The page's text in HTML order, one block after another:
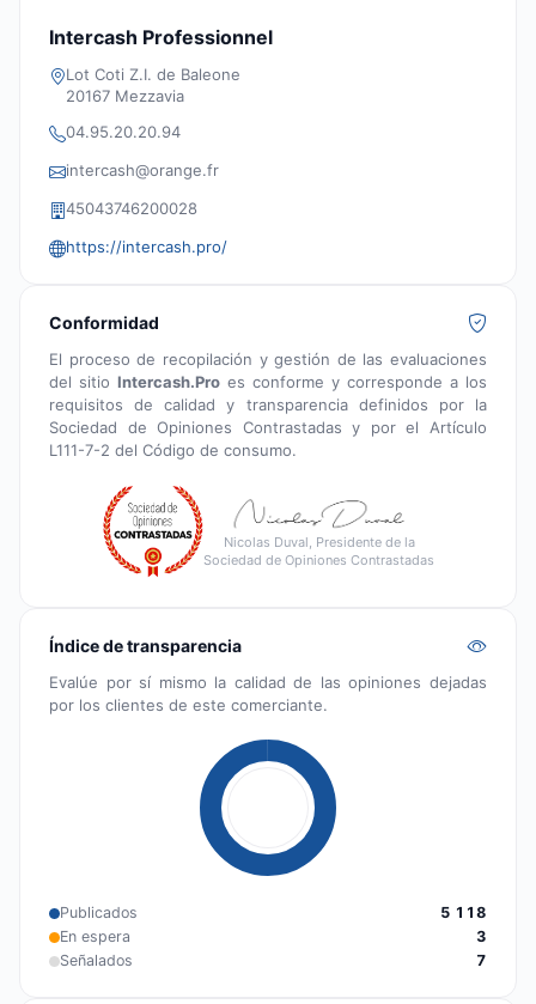
Intercash Professionnel
Lot Coti Z.I. de Baleone
20167 Mezzavia
04.95.20.20.94
intercash@orange.fr
45043746200028
https://intercash.pro/
Conformidad
El proceso de recopilación y gestión de las evaluaciones
del sitio Intercash.Pro es conforme y corresponde a los
requisitos de calidad y transparencia definidos por la
Sociedad de Opiniones Contrastadas y por el Artículo
L111-7-2 del Código de consumo.
Nicolas Duval, Presidente de la
Sociedad de Opiniones Contrastadas
Índice de transparencia
Evalúe por sí mismo la calidad de las opiniones dejadas
por los clientes de este comerciante.
Publicados
5 118
En espera
3
Señalados
7